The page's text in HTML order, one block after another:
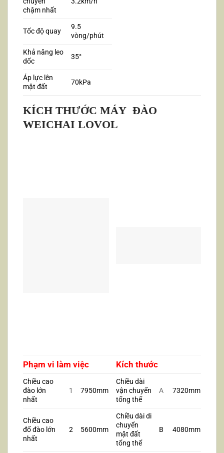
chậm nhất
Tốc độ quay
9.5
vòng/phút
Khả năng leo
dốc
35°
Áp lực lên
mặt đất
70kPa
KÍCH THƯỚC MÁY ĐÀO
WEICHAI LOVOL
Phạm vi làm việc Kích thước
Chiều cao
đào lớn
nhất
1 7950mm
Chiều dài
vận chuyển
tổng thể
A 7320mm
Chiều cao
đổ đào lớn
nhất
2 5600mm
Chiều dài di
chuyển
mặt đất
tổng thể
B 4080mm